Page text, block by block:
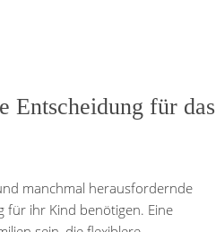
Entscheidung für das
manchmal herausfordernde
für ihr Kind benötigen. Eine